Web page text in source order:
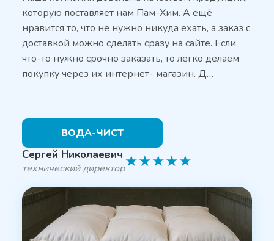
которую поставляет нам Пам-Хим. А ещё
нравится то, что не нужно никуда ехать, а заказ с
доставкой можно сделать сразу на сайте. Если
что-то нужно срочно заказать, то легко делаем
покупку через их интернет- магазин. Д…
ВОДА-ЧИСТ
Сергей Николаевич
технический директор★★★★★